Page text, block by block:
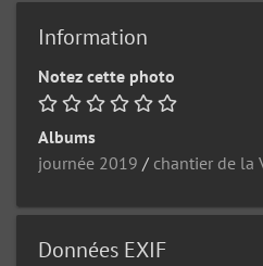
Information
Notez cette photo
Albums
journée 2019 / chantier de la
Données EXIF